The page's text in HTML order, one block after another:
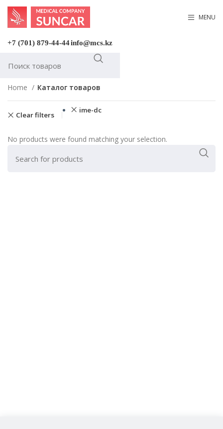
MENU
+7 (701) 879-44-44info@mcs.kz
Home Каталог товаров
Clear filters
ime-dc
No products were found matching your selection.